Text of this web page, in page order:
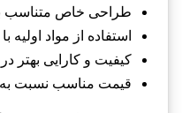
طراحی خاص متناسب
استفاده از مواد اولیه
کیفیت و کارایی بهتر
قیمت مناسب نسبت به